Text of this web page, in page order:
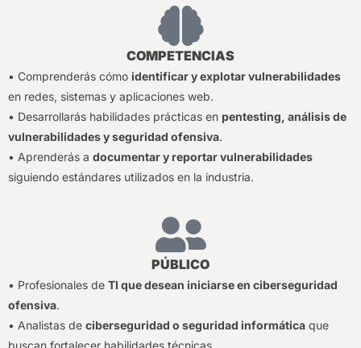
COMPETENCIAS
• Comprenderás cómo identificar y explotar vulnerabilidades
en redes, sistemas y aplicaciones web.
• Desarrollarás habilidades prácticas en pentesting, análisis de
vulnerabilidades y seguridad ofensiva.
• Aprenderás a documentar y reportar vulnerabilidades
siguiendo estándares utilizados en la industria.
PÚBLICO
• Profesionales de TI que desean iniciarse en ciberseguridad
ofensiva.
• Analistas de ciberseguridad o seguridad informática que
buscan fortalecer habilidades técnicas.